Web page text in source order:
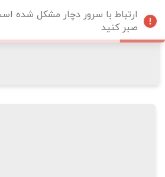
ارتباط با سرور دچار مشکل شده
صبر کنید